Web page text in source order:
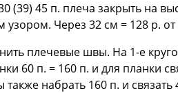
(39) 45 п. плеча закрыть на
узором. Через 32 см = 128 р.
плечевые швы. На 1-е
60 п. = 160 п. и для планки
также набрать 160 п. и